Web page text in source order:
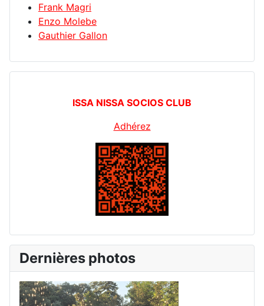
Frank Magri
Enzo Molebe
Gauthier Gallon
ISSA NISSA SOCIOS CLUB
Adhérez
Dernières photos